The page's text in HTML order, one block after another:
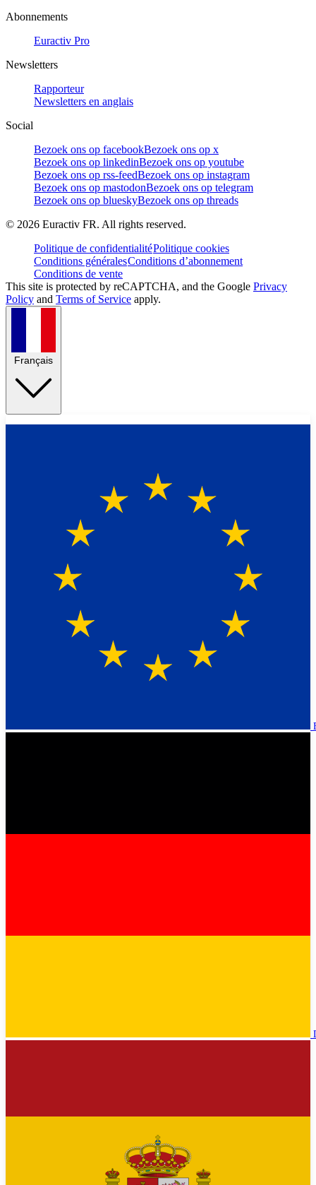
Abonnements
Euractiv Pro
Newsletters
Rapporteur
Newsletters en anglais
Social
Bezoek ons op facebookBezoek ons op x
Bezoek ons op linkedinBezoek ons op youtube
Bezoek ons op rss-feedBezoek ons op instagram
Bezoek ons op mastodonBezoek ons op telegram
Bezoek ons op blueskyBezoek ons op threads
© 2026 Euractiv FR. All rights reserved.
Politique de confidentialitéPolitique cookies
Conditions généralesConditions d’abonnement
Conditions de vente
This site is protected by reCAPTCHA, and the Google Privacy
Policy and Terms of Service apply.
Français